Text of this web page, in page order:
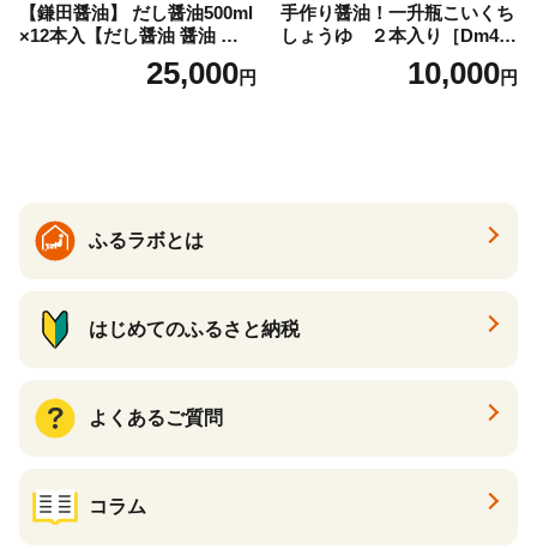
【鎌田醤油】 だし醤油500ml
×12本入【だし醤油 醤油 人気
おすすめ 人気だし醤油 出汁
25,000円
手作り醤油！一升瓶こいくち
しょうゆ ２本入り［Dm4］
｜手作り 醤油 和歌山県 印南
町 一升瓶 こいくちしょうゆ
10,000円
ふるラボとは
はじめてのふるさと納税
よくあるご質問
コラム